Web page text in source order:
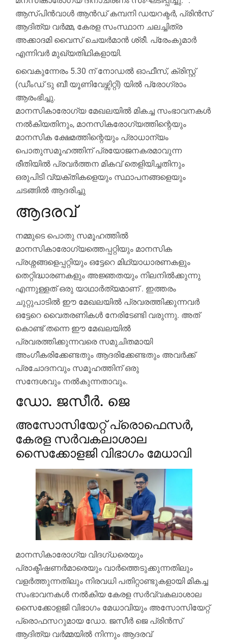
ആസ്പിൻവാൾ ആൻഡ് കമ്പനി ഡയറക്ടർ, പ്രിൻസ്
ആദിത്യ വർമ്മ, കേരള സംസ്ഥാന ചലച്ചിത്ര
അക്കാദമി വൈസ് ചെയർമാൻ ശ്രീ. പ്രേംകുമാർ
എന്നിവർ മുഖ്യതിഥികളായി.
വൈകുന്നേരം 5.30 ന് നോഡൽ ഓഫീസ്, ക്രിസ്റ്റ്
(ഡീംഡ് ടു ബീ യൂണിവേഴ്സിറ്റി) യിൽ പ്രോഗ്രാം
ആരംഭിച്ചു.
മാനസികാരോഗ്യ മേഖലയിൽ മികച്ച സംഭാവനകൾ
നൽകിയതിനും, മാനസികരോഗ്യത്തിന്റെയും
മാനസിക ക്ഷേമത്തിന്റെയും പ്രാധാന്യം
പൊതുസമൂഹത്തിന് പ്രയോജനകരമാവുന്ന
രീതിയിൽ പ്രവർത്തന മികവ് തെളിയിച്ചതിനും
ഒരുപിടി വ്യക്തികളെയും സ്ഥാപനങ്ങളെയും
ചടങ്ങിൽ ആദരിച്ചു
ആദരവ്
നമ്മുടെ പൊതു സമൂഹത്തിൽ
മാനസികാരോഗ്യത്തെപ്പറ്റിയും മാനസിക
പ്രശ്നങ്ങളെപ്പറ്റിയും ഒട്ടേറെ മിഥ്യാധാരണകളും
തെറ്റിദ്ധാരണകളും അജ്ഞതയും നിലനിൽക്കുന്നു
എന്നുള്ളത് ഒരു യാഥാർത്യമാണ് . ഇത്തരം
ചുറ്റുപാടിൽ ഈ മേഖലയിൽ പ്രവരത്തിക്കുന്നവർ
ഒട്ടേറെ വൈതരണികൾ നേരിടേണ്ടി വരുന്നു. അത്
കൊണ്ട് തന്നെ ഈ മേഖലയിൽ
പ്രവരത്തിക്കുന്നവരെ സമുചിതമായി
അംഗീകരിക്കേണ്ടതും ആദരിക്കേണ്ടതും അവർക്ക്
പ്രചോദനവും സമൂഹത്തിന് ഒരു
സന്ദേശവും നൽകുന്നതാവും.
ഡോ. ജസീർ. ജെ
അസോസിയേറ്റ് പ്രൊഫെസർ,
കേരള സർവകലാശാല
സൈക്കോളജി വിഭാഗം മേധാവി
മാനസികാരോഗ്യ വിദഗ്ധരെയും
പ്രാക്ടീഷണർമാരെയും വാർത്തെടുക്കുന്നതിലും
വളർത്തുന്നതിലും നിരവധി പതിറ്റാണ്ടുകളായി മികച്ച
സംഭാവനകൾ നൽകിയ കേരള സർവ്വകലാശാല
സൈക്കോളജി വിഭാഗം മേധാവിയും അസോസിയേറ്റ്
പ്രൊഫസറുമായ ഡോ. ജസീർ ജെ പ്രിൻസ്
ആദിത്യ വർമ്മയിൽ നിന്നും ആദരവ്